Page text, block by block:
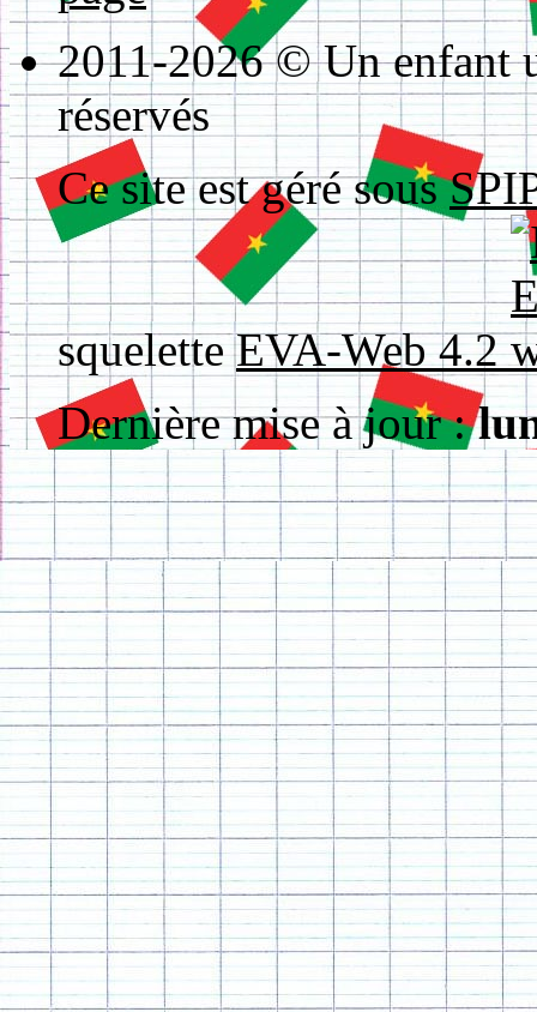
2011-2026 © Un enfant
réservés
Ce site est géré sous
squeletteEVA-Web 4.2
Dernière mise à jour :